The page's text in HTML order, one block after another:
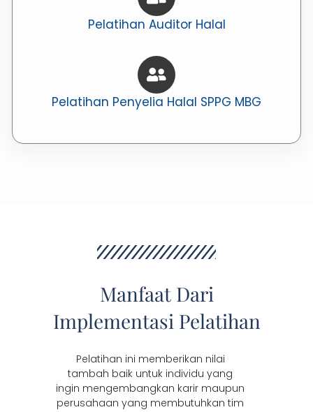
Pelatihan Auditor Halal
Pelatihan Penyelia Halal SPPG MBG
Manfaat Dari
Implementasi Pelatihan
Pelatihan ini memberikan nilai
tambah baik untuk individu yang
ingin mengembangkan karir maupun
perusahaan yang membutuhkan tim